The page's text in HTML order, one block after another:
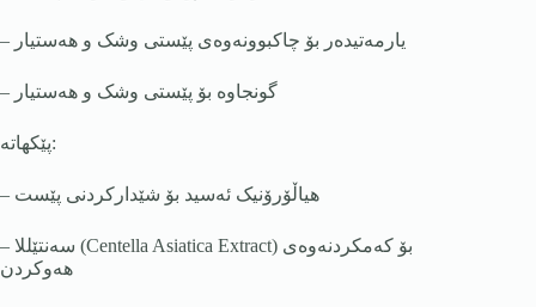
– یارمەتیدەر بۆ چاکبوونەوەی پێستی وشک و هەستیار
– گونجاوە بۆ پێستی وشک و هەستیار
پێکهاتە:
– هیاڵۆرۆنیک ئەسید بۆ شێدارکردنی پێست
– سەنتێللا (Centella Asiatica Extract) بۆ کەمکردنەوەی
هەوکردن